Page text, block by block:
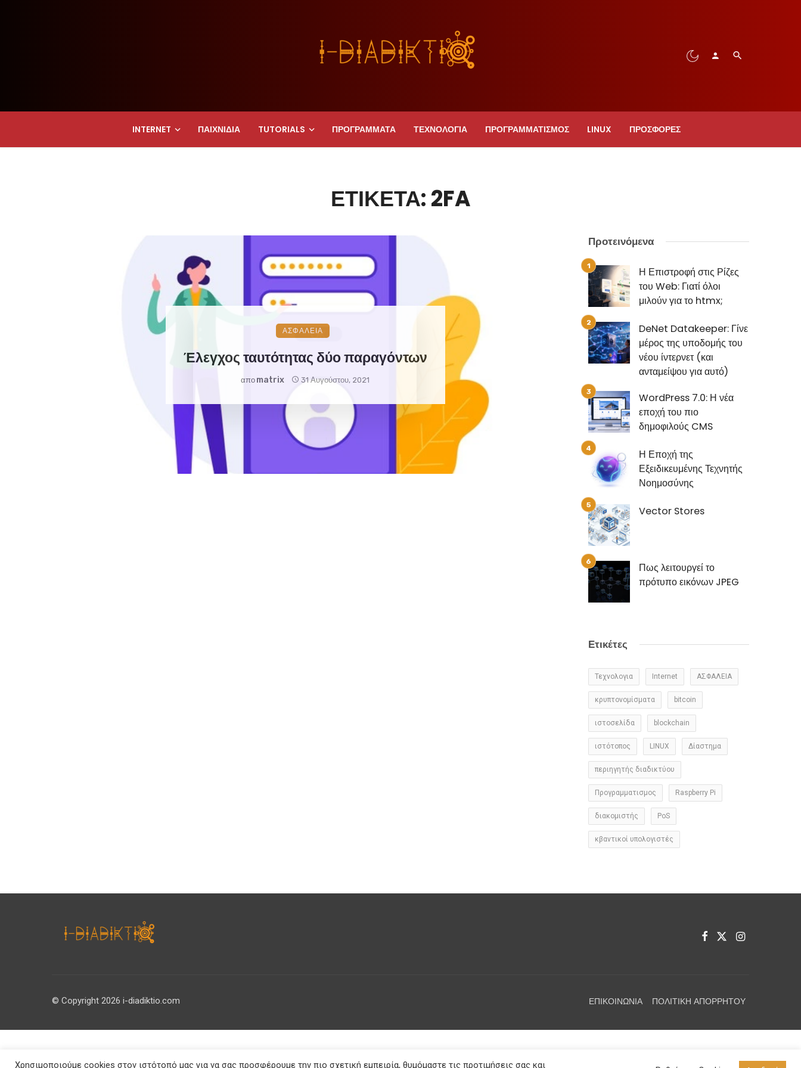
INTERNET ΠΑΙΧΝΊΔΙΑ TUTORIALS ΠΡΟΓΡΑΜΜΑΤΑ ΤΕΧΝΟΛΟΓΙΑ ΠΡΟΓΡΑΜΜΑΤΙΣΜΟΣ LINUX ΠΡΟΣΦΟΡΈΣ
ΕΤΙΚΈΤΑ: 2FA
ΑΣΦΑΛΕΙΑ
Έλεγχος ταυτότητας δύο παραγόντων
απο Matrix 31 Αυγούστου, 2021
Προτεινόμενα
Η Επιστροφή στις Ρίζες
του Web: Γιατί όλοι
μιλούν για το htmx;
DeNet Datakeeper: Γίνε
μέρος της υποδομής του
νέου ίντερνετ (και
ανταμείψου για αυτό)
WordPress 7.0: Η νέα
εποχή του πιο
δημοφιλούς CMS
Η Εποχή της
Εξειδικευμένης Τεχνητής
Νοημοσύνης
Vector Stores
Πως λειτουργεί το
πρότυπο εικόνων JPEG
Ετικέτες
Τεχνολογια Internet ΑΣΦΑΛΕΙΑ
κρυπτονομίσματα bitcoin
ιστοσελίδα blockchain
ιστότοπος LINUX Δίαστημα
περιηγητής διαδικτύου
Προγραμματισμος Raspberry Pi
διακομιστής PoS
κβαντικοί υπολογιστές
© Copyright 2026 i-diadiktio.com ΕΠΙΚΟΙΝΩΝΊΑ ΠΟΛΙΤΙΚΉ ΑΠΟΡΡΉΤΟΥ
Χρησιμοποιούμε cookies στον ιστότοπό μας για να σας προσφέρουμε την πιο σχετική εμπειρία, θυμόμαστε τις προτιμήσεις σας και